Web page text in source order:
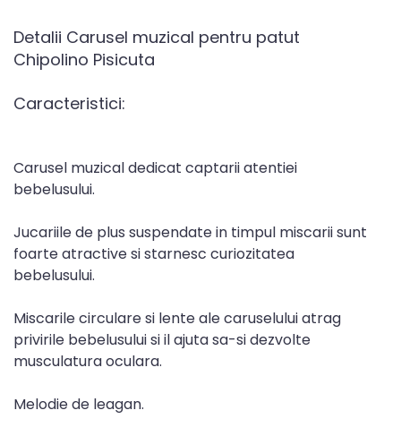
Detalii Carusel muzical pentru patut
Chipolino Pisicuta
Caracteristici:
Carusel muzical dedicat captarii atentiei
bebelusului.
Jucariile de plus suspendate in timpul miscarii sunt
foarte atractive si starnesc curiozitatea
bebelusului.
Miscarile circulare si lente ale caruselului atrag
privirile bebelusului si il ajuta sa-si dezvolte
musculatura oculara.
Melodie de leagan.